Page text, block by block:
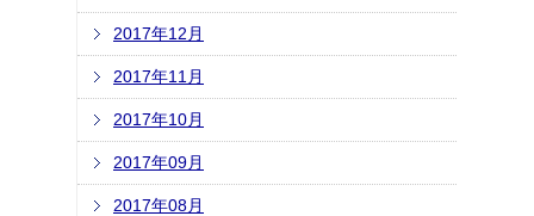
2017年12月
2017年11月
2017年10月
2017年09月
2017年08月